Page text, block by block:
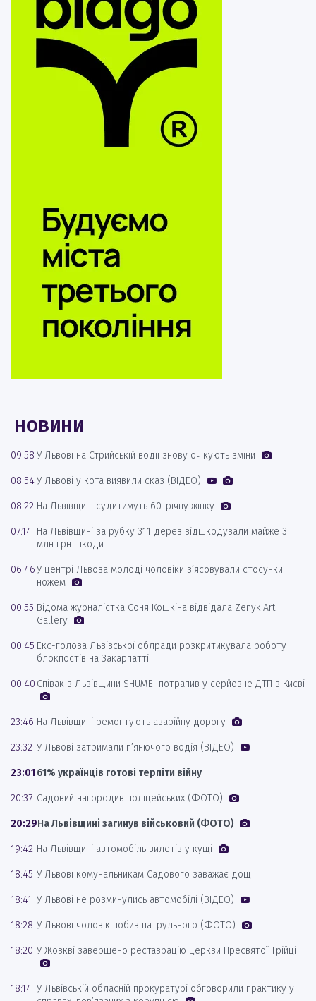
НОВИНИ
09:58 У Львові на Стрийській водії знову очікують зміни
08:54У Львові у кота виявили сказ (ВІДЕО)
08:22 На Львівщині судитимуть 60-річну жінку
07:14 На Львівщині за рубку 311 дерев відшкодували майже 3
млн грн шкоди
06:46У центрі Львова молоді чоловіки з’ясовували стосунки
ножем
00:55 Відома журналістка Соня Кошкіна відвідала Zenyk Art
Gallery
00:45 Екс-голова Львівської облради розкритикувала роботу
блокпостів на Закарпатті
00:40 Співак з Львівщини SHUMEI потрапив у серйозне ДТП в Києві
23:46 На Львівщині ремонтують аварійну дорогу
23:32 У Львові затримали п’янючого водія (ВІДЕО)
23:01 61% українців готові терпіти війну
20:37 Садовий нагородив поліцейських (ФОТО)
20:29На Львівщині загинув військовий (ФОТО)
19:42 На Львівщині автомобіль вилетів у кущі
18:45 У Львові комунальникам Садового заважає дощ
18:41 У Львові не розминулись автомобілі (ВІДЕО)
18:28 У Львові чоловік побив патрульного (ФОТО)
18:20 У Жовкві завершено реставрацію церкви Пресвятої Трійці
18:14 У Львівській обласній прокуратурі обговорили практику у